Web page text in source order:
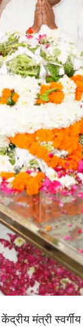
केंद्रीय मंत्री